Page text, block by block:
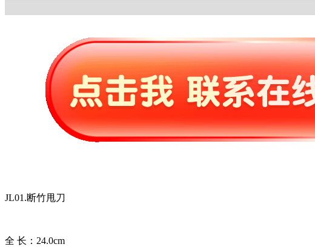
JL01.断竹甩刀
全 长：24.0cm